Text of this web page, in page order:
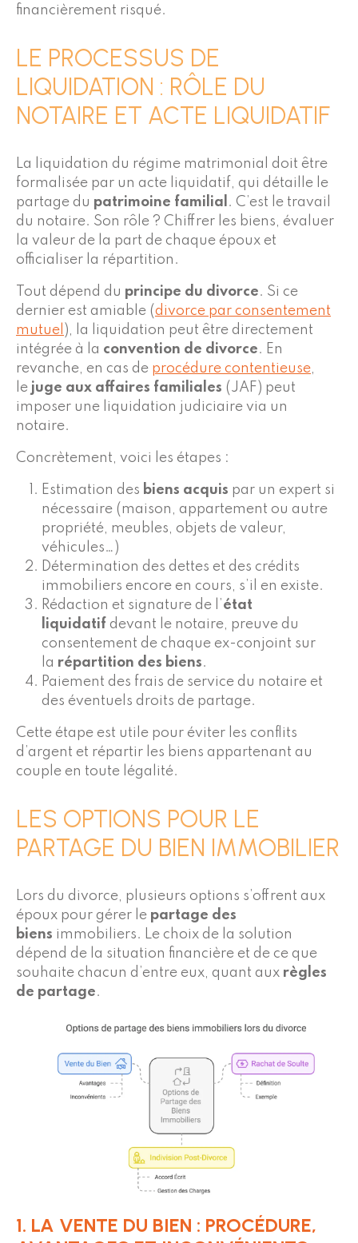
financièrement risqué.
LE PROCESSUS DE
LIQUIDATION : RÔLE DU
NOTAIRE ET ACTE LIQUIDATIF
La liquidation du régime matrimonial doit être
formalisée par un acte liquidatif, qui détaille le
partage du patrimoine familial . C’est le travail
du notaire. Son rôle ? Chiffrer les biens, évaluer
la valeur de la part de chaque époux et
officialiser la répartition.
Tout dépend du principe du divorce. Si ce
dernier est amiable (divorce par consentement
mutuel ), la liquidation peut être directement
intégrée à la convention de divorce. En
revanche, en cas de procédure contentieuse,
le juge aux affaires familiales (JAF) peut
imposer une liquidation judiciaire via un
notaire.
Concrètement, voici les étapes :
Estimation des biens acquis par un expert si
nécessaire (maison, appartement ou autre
propriété, meubles, objets de valeur,
véhicules…)
Détermination des dettes et des crédits
immobiliers encore en cours, s’il en existe.
Rédaction et signature de l’état
liquidatif devant le notaire, preuve du
consentement de chaque ex-conjoint sur
la répartition des biens.
Paiement des frais de service du notaire et
des éventuels droits de partage.
Cette étape est utile pour éviter les conflits
d’argent et répartir les biens appartenant au
couple en toute légalité.
LES OPTIONS POUR LE
PARTAGE DU BIEN IMMOBILIER
Lors du divorce, plusieurs options s’offrent aux
époux pour gérer le partage des
biens immobiliers. Le choix de la solution
dépend de la situation financière et de ce que
souhaite chacun d’entre eux, quant aux règles
de partage.
1. LA VENTE DU BIEN : PROCÉDURE,